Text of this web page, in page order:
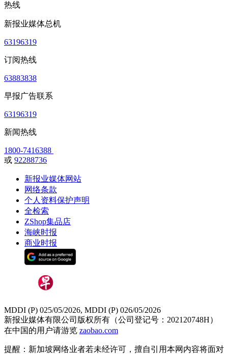
热线
新报业媒体总机
63196319
订阅热线
63883838
早报广告联系
63196319
新闻热线
1800-7416388
或 92288736
新报业媒体网站
网络条款
个人资料保护声明
全检索
ZShop集品店
海峡时报
商业时报
MDDI (P) 025/05/2026, MDDI (P) 026/05/2026
新报业媒体有限公司版权所有（公司登记号：202120748H）
在中国的用户请游览 zaobao.com
提醒：新加坡网络业者若未经许可，擅自引用本网内容将面对